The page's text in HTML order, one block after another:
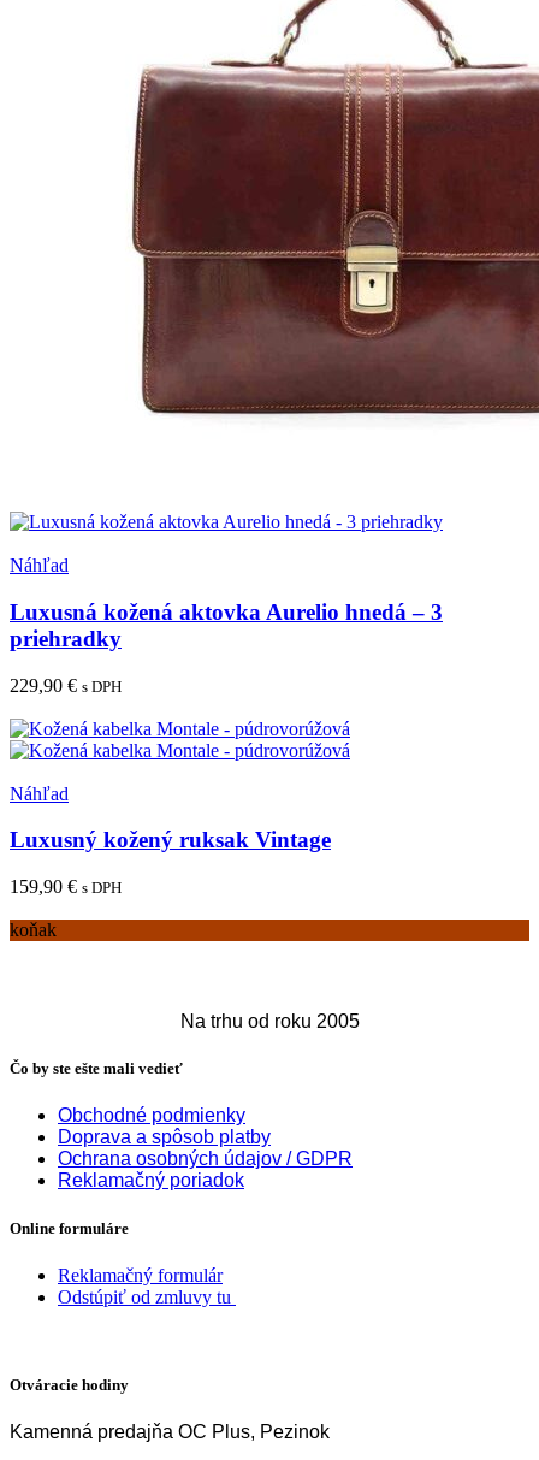
Náhľad
Luxusná kožená aktovka Aurelio hnedá – 3
priehradky
229,90 € s DPH
Náhľad
Luxusný kožený ruksak Vintage
159,90 € s DPH
Možnosti
môžete
vybrať
na
stránke
produktu.
koňak
Na trhu od roku 2005
Čo by ste ešte mali vedieť
Obchodné podmienky
Doprava a spôsob platby
Ochrana osobných údajov / GDPR
Reklamačný poriadok
Online formuláre
Reklamačný formulár
Odstúpiť od zmluvy tu
Otváracie hodiny
Kamenná predajňa OC Plus, Pezinok